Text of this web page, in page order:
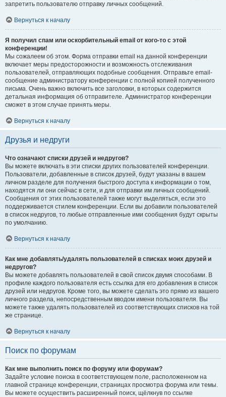
запретить пользователю отправку личных сообщений.
Вернуться к началу
Я получил спам или оскорбительный email от кого-то с этой
конференции!
Мы сожалеем об этом. Форма отправки email на данной конференции
включает меры предосторожности и возможность отслеживания
пользователей, отправляющих подобные сообщения. Отправьте email-
сообщение администратору конференции с полной копией полученного
письма. Очень важно включить все заголовки, в которых содержится
детальная информация об отправителе. Администратор конференции
сможет в этом случае принять меры.
Вернуться к началу
Друзья и недруги
Что означают списки друзей и недругов?
Вы можете включать в эти списки других пользователей конференции.
Пользователи, добавленные в список друзей, будут указаны в вашем
личном разделе для получения быстрого доступа к информации о том,
находятся ли они сейчас в сети, и для отправки им личных сообщений.
Сообщения от этих пользователей также могут выделяться, если это
поддерживается стилем конференции. Если вы добавили пользователей
в список недругов, то любые отправленные ими сообщения будут скрыты
по умолчанию.
Вернуться к началу
Как мне добавлять/удалять пользователей в списках моих друзей и
недругов?
Вы можете добавлять пользователей в свой список двумя способами. В
профиле каждого пользователя есть ссылка для его добавления в список
друзей или недругов. Кроме того, вы можете сделать это прямо из вашего
личного раздела, непосредственным вводом имени пользователя. Вы
можете также удалять пользователей из соответствующих списков на той
же странице.
Вернуться к началу
Поиск по форумам
Как мне выполнить поиск по форуму или форумам?
Задайте условие поиска в соответствующем поле, расположенном на
главной странице конференции, страницах просмотра форума или темы.
Вы можете осуществить расширенный поиск, щёлкнув по ссылке